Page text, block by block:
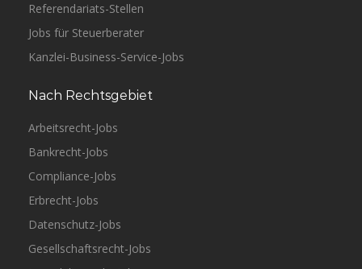
Referendariats-Stellen
Jobs für Steuerberater
Kanzlei-Business-Service-Jobs
Nach Rechtsgebiet
Arbeitsrecht-Jobs
Bankrecht-Jobs
Compliance-Jobs
Erbrecht-Jobs
Datenschutz-Jobs
Gesellschaftsrecht-Jobs